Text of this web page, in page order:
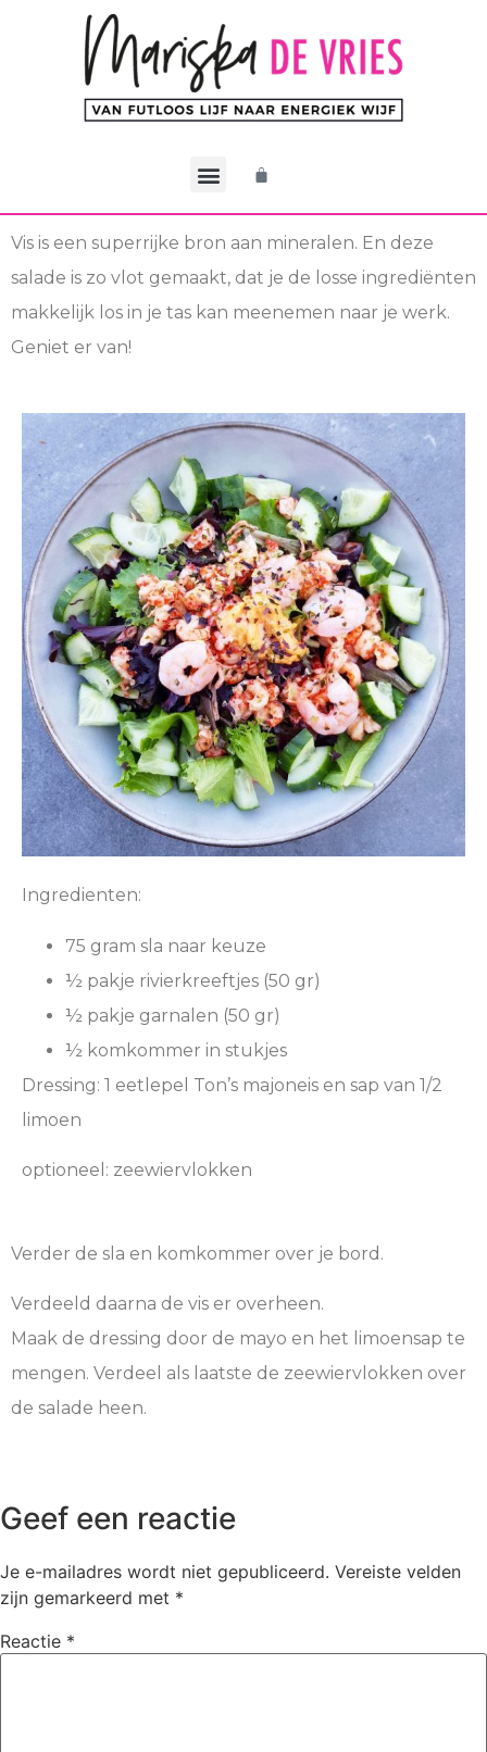
Vis is een superrijke bron aan mineralen. En deze
salade is zo vlot gemaakt, dat je de losse ingrediënten
makkelijk los in je tas kan meenemen naar je werk.
Geniet er van!
Ingredienten:
75 gram sla naar keuze
½ pakje rivierkreeftjes (50 gr)
½ pakje garnalen (50 gr)
½ komkommer in stukjes
Dressing: 1 eetlepel Ton’s majoneis en sap van 1/2
limoen
optioneel: zeewiervlokken
Verder de sla en komkommer over je bord.
Verdeeld daarna de vis er overheen.
Maak de dressing door de mayo en het limoensap te
mengen. Verdeel als laatste de zeewiervlokken over
de salade heen.
Geef een reactie
Je e-mailadres wordt niet gepubliceerd. Vereiste velden
zijn gemarkeerd met *
Reactie *